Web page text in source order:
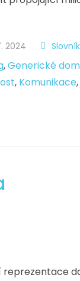
2024
,Generické
, Komunikace,
reprezentace